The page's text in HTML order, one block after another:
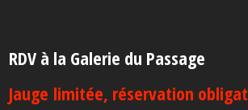
RDV à la Galerie du Passage
Jauge limitée, réservation